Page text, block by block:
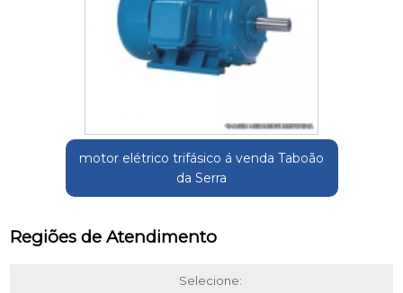
motor elétrico trifásico á venda Taboão
da Serra
Regiões de Atendimento
Selecione: